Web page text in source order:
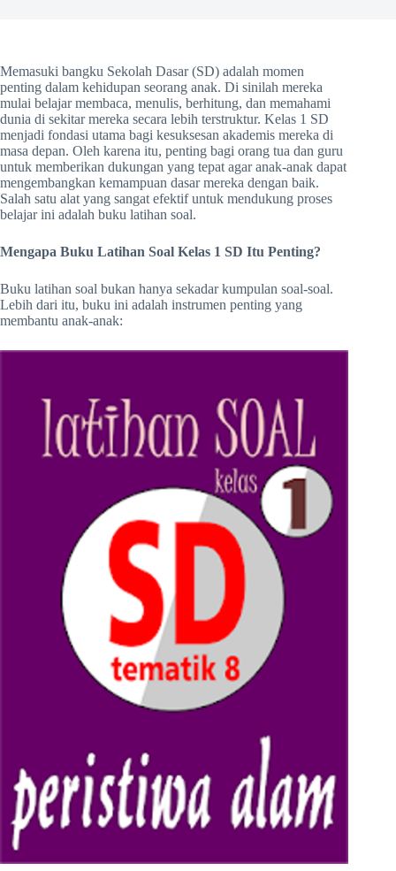
Memasuki bangku Sekolah Dasar (SD) adalah momen
penting dalam kehidupan seorang anak. Di sinilah mereka
mulai belajar membaca, menulis, berhitung, dan memahami
dunia di sekitar mereka secara lebih terstruktur. Kelas 1 SD
menjadi fondasi utama bagi kesuksesan akademis mereka di
masa depan. Oleh karena itu, penting bagi orang tua dan guru
untuk memberikan dukungan yang tepat agar anak-anak dapat
mengembangkan kemampuan dasar mereka dengan baik.
Salah satu alat yang sangat efektif untuk mendukung proses
belajar ini adalah buku latihan soal.
Mengapa Buku Latihan Soal Kelas 1 SD Itu Penting?
Buku latihan soal bukan hanya sekadar kumpulan soal-soal.
Lebih dari itu, buku ini adalah instrumen penting yang
membantu anak-anak: